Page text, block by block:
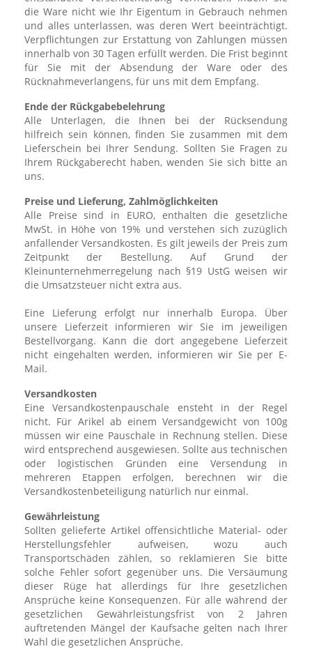
die Ware nicht wie Ihr Eigentum in Gebrauch nehmen
und alles unterlassen, was deren Wert beeinträchtigt.
Verpflichtungen zur Erstattung von Zahlungen müssen
innerhalb von 30 Tagen erfüllt werden. Die Frist beginnt
für Sie mit der Absendung der Ware oder des
Rücknahmeverlangens, für uns mit dem Empfang.
Ende der Rückgabebelehrung
Alle Unterlagen, die Ihnen bei der Rücksendung
hilfreich sein können, finden Sie zusammen mit dem
Lieferschein bei Ihrer Sendung. Sollten Sie Fragen zu
Ihrem Rückgaberecht haben, wenden Sie sich bitte an
uns.
Preise und Lieferung, Zahlmöglichkeiten
Alle Preise sind in EURO, enthalten die gesetzliche
MwSt. in Höhe von 19% und verstehen sich zuzüglich
anfallender Versandkosten. Es gilt jeweils der Preis zum
Zeitpunkt der Bestellung. Auf Grund der
Kleinunternehmerregelung nach §19 UstG weisen wir
die Umsatzsteuer nicht extra aus.
Eine Lieferung erfolgt nur innerhalb Europa. Über
unsere Lieferzeit informieren wir Sie im jeweiligen
Bestellvorgang. Kann die dort angegebene Lieferzeit
nicht eingehalten werden, informieren wir Sie per E-
Mail.
Versandkosten
Eine Versandkostenpauschale ensteht in der Regel
nicht. Für Arikel ab einem Versandgewicht von 100g
müssen wir eine Pauschale in Rechnung stellen. Diese
wird entsprechend ausgewiesen. Sollte aus technischen
oder logistischen Gründen eine Versendung in
mehreren Etappen erfolgen, berechnen wir die
Versandkostenbeteiligung natürlich nur einmal.
Gewährleistung
Sollten gelieferte Artikel offensichtliche Material- oder
Herstellungsfehler aufweisen, wozu auch
Transportschäden zählen, so reklamieren Sie bitte
solche Fehler sofort gegenüber uns. Die Versäumung
dieser Rüge hat allerdings für Ihre gesetzlichen
Ansprüche keine Konsequenzen. Für alle während der
gesetzlichen Gewährleistungsfrist von 2 Jahren
auftretenden Mängel der Kaufsache gelten nach Ihrer
Wahl die gesetzlichen Ansprüche.